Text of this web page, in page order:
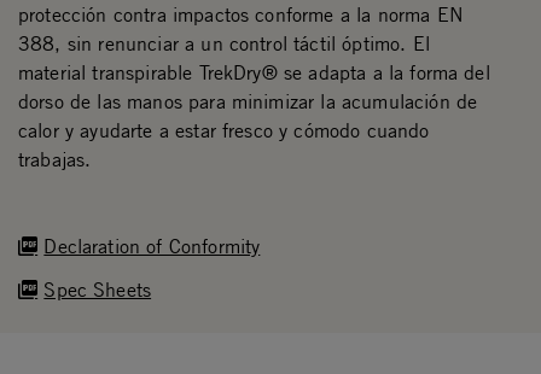
Declaration of Conformity
Spec Sheets
protección contra impactos conforme a la norma EN
388, sin renunciar a un control táctil óptimo. El
material transpirable TrekDry® se adapta a la forma del
dorso de las manos para minimizar la acumulación de
calor y ayudarte a estar fresco y cómodo cuando
trabajas.